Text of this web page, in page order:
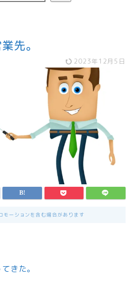
先。
2023年12月5日
モーションを含む場合があります
きた。